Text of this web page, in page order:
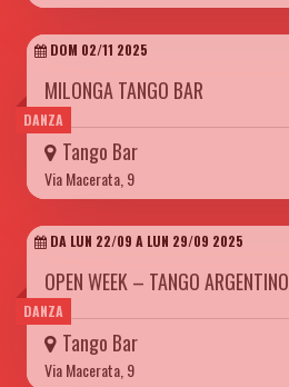
DANZA
DOM 02/11 2025
MILONGA TANGO BAR
Tango Bar
Via Macerata, 9
DANZA
DA LUN 22/09 A LUN 29/09 2025
OPEN WEEK – TANGO ARGENTINO
Tango Bar
Via Macerata, 9